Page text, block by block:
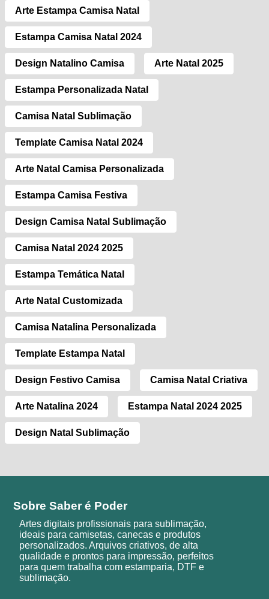
Arte Estampa Camisa Natal
Estampa Camisa Natal 2024
Design Natalino Camisa Arte Natal 2025
Estampa Personalizada Natal
Camisa Natal Sublimação
Template Camisa Natal 2024
Arte Natal Camisa Personalizada
Estampa Camisa Festiva
Design Camisa Natal Sublimação
Camisa Natal 2024 2025
Estampa Temática Natal
Arte Natal Customizada
Camisa Natalina Personalizada
Template Estampa Natal
Design Festivo Camisa Camisa Natal Criativa
Arte Natalina 2024 Estampa Natal 2024 2025
Design Natal Sublimação
Sobre Saber é Poder
Artes digitais profissionais para sublimação,
ideais para camisetas, canecas e produtos
personalizados. Arquivos criativos, de alta
qualidade e prontos para impressão, perfeitos
para quem trabalha com estamparia, DTF e
sublimação.